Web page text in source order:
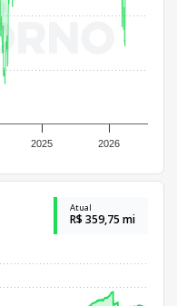
2025 2026
Atual
R$ 359,75 mi